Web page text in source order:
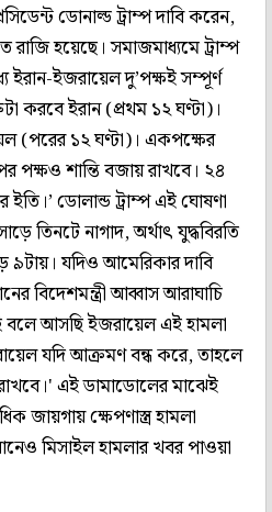
ডোনাল্ড ট্রাম্প দাবি করেন,
রাজি হয়েছে। সমাজমাধ্যমে ট্রাম্প
ইরান-ইজরায়েল দু’পক্ষই সম্পূর্ণ
করবে ইরান (প্রথম ১২ ঘণ্টা)।
(পরের ১২ ঘণ্টা)। একপক্ষের
পক্ষও শান্তি বজায় রাখবে। ২৪
ইতি।’ ডোলান্ড ট্রাম্প এই ঘোষণা
তিনটে নাগাদ, অর্থাৎ যুদ্ধবিরতি
৯টায়। যদিও আমেরিকার দাবি
বিদেশমন্ত্রী আব্বাস আরাঘাচি
আসছি ইজরায়েল এই হামলা
যদি আক্রমণ বন্ধ করে, তাহলে
এই ডামাডোলের মাঝেই
ক্ষেপণাস্ত্র হামলা
মিসাইল হামলার খবর পাওয়া